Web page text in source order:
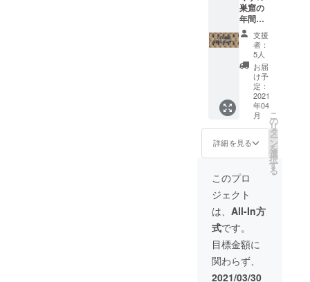
でお送
りしま
す。ご
来店時
に画面
を確認
致しま
す。 ※
当日の
ドリン
ク代は
無料に
なりま
物の持
は可で
す
24時間
サシ飲
みをす
る企画
です) 当
日5分前
にお店
に来て
頂いて2
時間
みっち
り飲み
ながら
う！！
※受け渡
し方
法：
メール
でお送
りしま
す。ご
来店時
に画面
巣窟の
年間ス
ポン
サーに
なる権
利で
す。 店
内に顔
写真(ロ
ゴ)と名
前とQR
コード
を紙に
印刷し
てどこ
かに貼
り付け
さけて
頂きま
す。 背
景画像
がイ
メージ
となり
ます。
支援
者：
5人
お届
け予
定：
2021
年04
月
詳細を見る
こ
の
リ
タ
ー
ン
を
選
択
す
る
このプロ
ジェクト
は、 All-In方
式です。
目標金額に
関わらず、
2021/03/30